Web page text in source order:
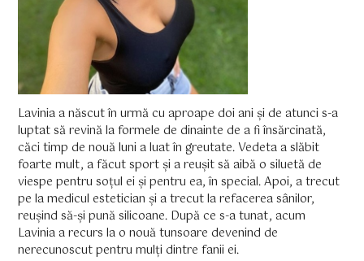
Lavinia a născut în urmă cu aproape doi ani și de atunci s-a
luptat să revină la formele de dinainte de a fi însărcinată,
căci timp de nouă luni a luat în greutate. Vedeta a slăbit
foarte mult, a făcut sport și a reușit să aibă o siluetă de
viespe pentru soțul ei și pentru ea, în special. Apoi, a trecut
pe la medicul estetician și a trecut la refacerea sânilor,
reușind să-și pună silicoane. După ce s-a tunat, acum
Lavinia a recurs la o nouă tunsoare devenind de
nerecunoscut pentru mulți dintre fanii ei.